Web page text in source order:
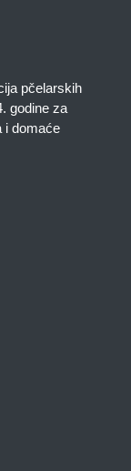
pčelarskih
godine za
i domaće